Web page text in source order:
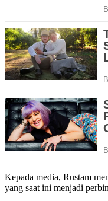
Kepada media, Rustam
yang saat ini menjadi